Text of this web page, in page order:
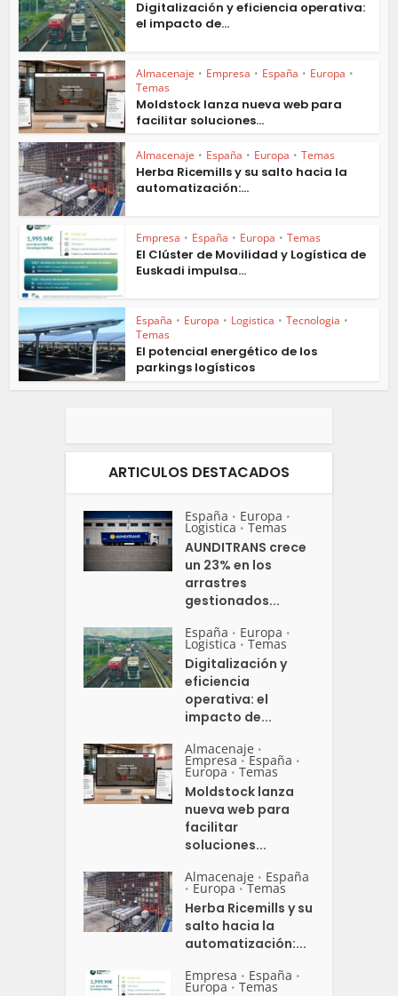
Digitalización y eficiencia operativa:
el impacto de...
Almacenaje • Empresa • España • Europa •
Temas
Moldstock lanza nueva web para
facilitar soluciones...
Almacenaje • España • Europa • Temas
Herba Ricemills y su salto hacia la
automatización:...
Empresa • España • Europa • Temas
El Clúster de Movilidad y Logística de
Euskadi impulsa...
España • Europa • Logistica • Tecnologia •
Temas
El potencial energético de los
parkings logísticos
ARTICULOS DESTACADOS
España • Europa •
Logistica • Temas
AUNDITRANS crece
un 23% en los
arrastres
gestionados...
España • Europa •
Logistica • Temas
Digitalización y
eficiencia
operativa: el
impacto de...
Almacenaje •
Empresa • España •
Europa • Temas
Moldstock lanza
nueva web para
facilitar
soluciones...
Almacenaje • España
• Europa • Temas
Herba Ricemills y su
salto hacia la
automatización:...
Empresa • España •
Europa • Temas